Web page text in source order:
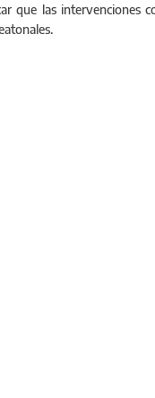
que las intervenciones